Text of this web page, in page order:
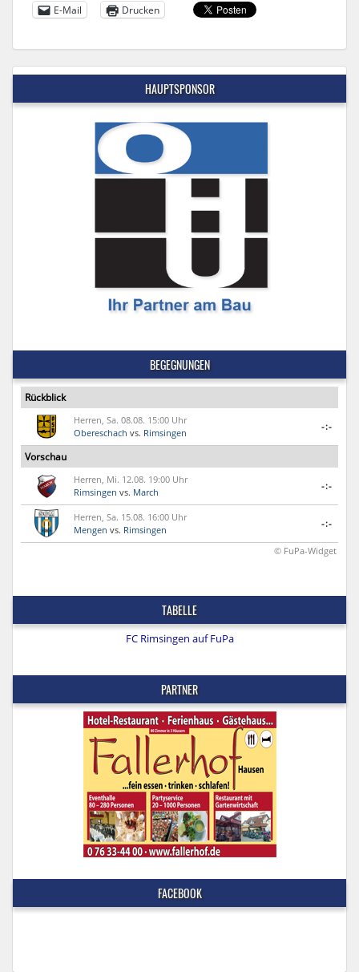
E-Mail
Drucken
HAUPTSPONSOR
BEGEGNUNGEN
Rückblick
Herren, Sa. 08.08. 15:00 Uhr
Obereschach vs. Rimsingen
-:-
Vorschau
Herren, Mi. 12.08. 19:00 Uhr
Rimsingen vs. March
-:-
Herren, Sa. 15.08. 16:00 Uhr
Mengen vs. Rimsingen
-:-
© FuPa-Widget
TABELLE
FC Rimsingen auf FuPa
PARTNER
FACEBOOK